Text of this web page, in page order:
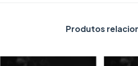
Produtos